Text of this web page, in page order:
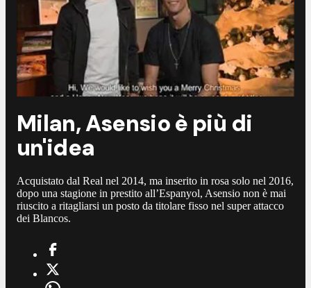
Milan, Asensio è più di
un'idea
Acquistato dal Real nel 2014, ma inserito in rosa solo nel 2016,
dopo una stagione in prestito all’Espanyol, Asensio non è mai
riuscito a ritagliarsi un posto da titolare fisso nel super attacco
dei Blancos.